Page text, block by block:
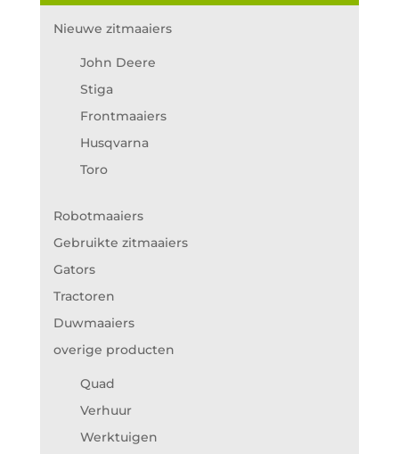
Nieuwe zitmaaiers
John Deere
Stiga
Frontmaaiers
Husqvarna
Toro
Robotmaaiers
Gebruikte zitmaaiers
Gators
Tractoren
Duwmaaiers
overige producten
Quad
Verhuur
Werktuigen